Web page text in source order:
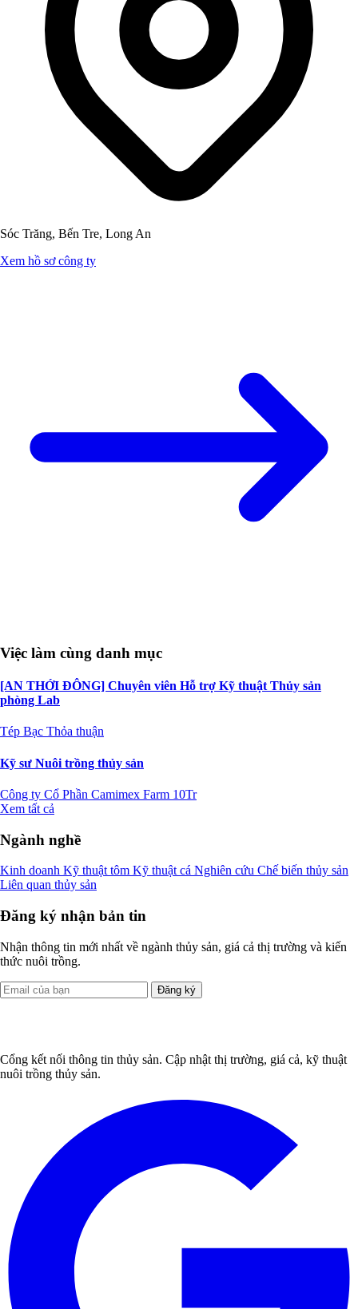
Sóc Trăng, Bến Tre, Long An
Xem hồ sơ công ty
Việc làm cùng danh mục
[AN THỚI ĐÔNG] Chuyên viên Hỗ trợ Kỹ thuật Thủy sản
phòng Lab
Tép Bạc Thỏa thuận
Kỹ sư Nuôi trồng thủy sản
Công ty Cổ Phần Camimex Farm 10Tr
Xem tất cả
Ngành nghề
Kinh doanh Kỹ thuật tôm Kỹ thuật cá Nghiên cứu Chế biến thủy sản
Liên quan thủy sản
Đăng ký nhận bản tin
Nhận thông tin mới nhất về ngành thủy sản, giá cả thị trường và kiến
thức nuôi trồng.
Đăng ký
Cổng kết nối thông tin thủy sản. Cập nhật thị trường, giá cả, kỹ thuật
nuôi trồng thủy sản.